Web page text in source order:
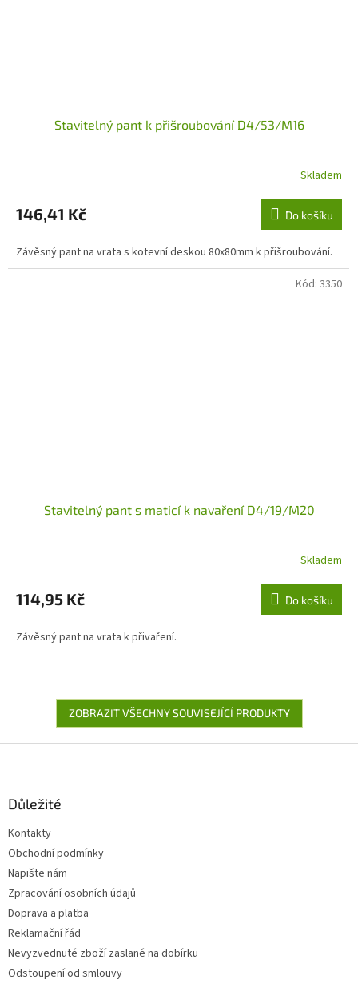
Stavitelný pant k přišroubování D4/53/M16
Skladem
146,41 Kč Do košíku
Závěsný pant na vrata s kotevní deskou 80x80mm k přišroubování.
Stavitelný pant s maticí k navaření D4/19/M20
Skladem
114,95 Kč Do košíku
Závěsný pant na vrata k přivaření.
Kód: 3350
ZOBRAZIT VŠECHNY SOUVISEJÍCÍ PRODUKTY
Důležité
Kontakty
Obchodní podmínky
Napište nám
Zpracování osobních údajů
Doprava a platba
Reklamační řád
Nevyzvednuté zboží zaslané na dobírku
Odstoupení od smlouvy